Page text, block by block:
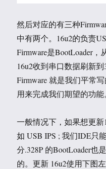
然后对应的有三种
中有两个。16u2的负责
Firmware是BootLoader
16u2收到串口数据刷新
Firmware 就是我们平常
用来完成我们期望的功能
一般情况下，如果想更
如 USB IPS ; 我们IDE只
分.328P 的BootLoader也
的。更新 16u2使用下图